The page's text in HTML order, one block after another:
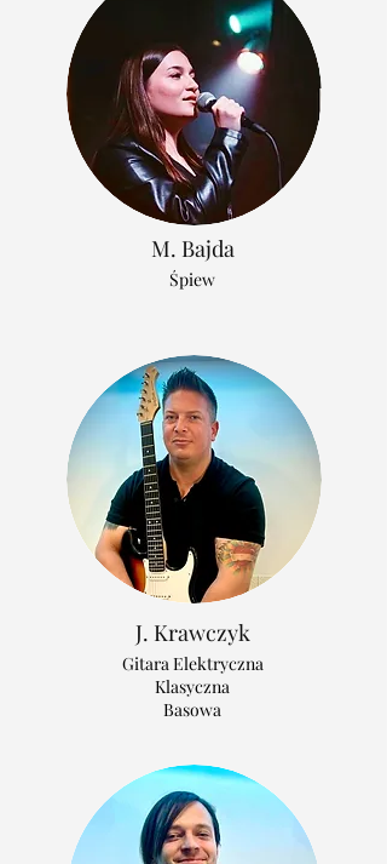
M. Bajda
Śpiew
J. Krawczyk
Gitara Elektryczna
Klasyczna
Basowa